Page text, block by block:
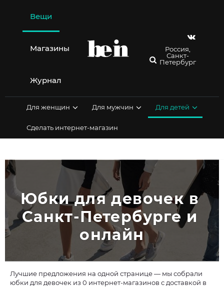
содержимому
Вещи
Магазины
Журнал
Россия,
Санкт-
Петербург
Для женщин Для мужчин Для детей
Сделать интернет-магазин
Юбки для девочек в
Санкт-Петербурге и
онлайн
Лучшие предложения на одной странице — мы собрали
юбки для девочек из 0 интернет-магазинов с доставкой в